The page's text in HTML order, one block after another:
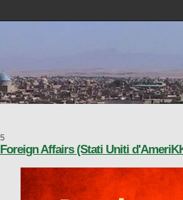
Affairs (Stati Uniti